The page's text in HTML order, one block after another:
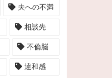
夫への不満
相談先
不倫脳
違和感